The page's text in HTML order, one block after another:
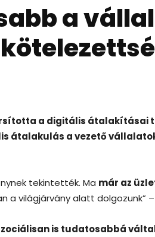
a
a digitális átalakításai
átalakulás a vezető
tekintették. Ma már az
a világjárvány alatt dolgozunk” –
is tudatosabbá